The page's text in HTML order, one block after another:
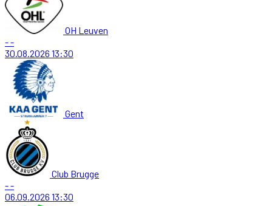
OH Leuven
--
30.08.2026 13:30
Gent
Club Brugge
--
06.09.2026 13:30